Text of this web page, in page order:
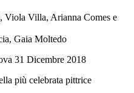
Viola Villa, Arianna Comes e
Gaia Moltedo
31 Dicembre 2018
più celebrata pittrice